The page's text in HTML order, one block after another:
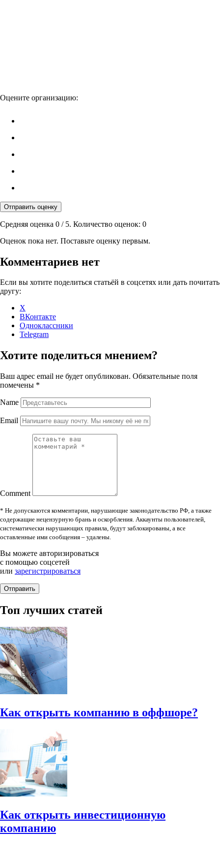
Оцените организацию:
Отправить оценку
Средняя оценка 0 / 5. Количество оценок: 0
Оценок пока нет. Поставьте оценку первым.
Комментариев нет
Если вы хотите поделиться статьёй в соцсетях или дать почитать
другу:
X
ВКонтакте
Одноклассники
Telegram
Хотите поделиться мнением?
Ваш адрес email не будет опубликован. Обязательные поля
помечены *
Name
Email
Comment
* Не допускаются комментарии, нарушающие законодательство РФ, а также
содержащие нецензурную брань и оскорбления. Аккаунты пользователей,
систематически нарушающих правила, будут заблокированы, а все
оставленные ими сообщения – удалены.
Вы можете авторизироваться
с помощью соцсетей
или зарегистрироваться
Топ лучших статей
Как открыть компанию в оффшоре?
Как открыть инвестиционную
компанию